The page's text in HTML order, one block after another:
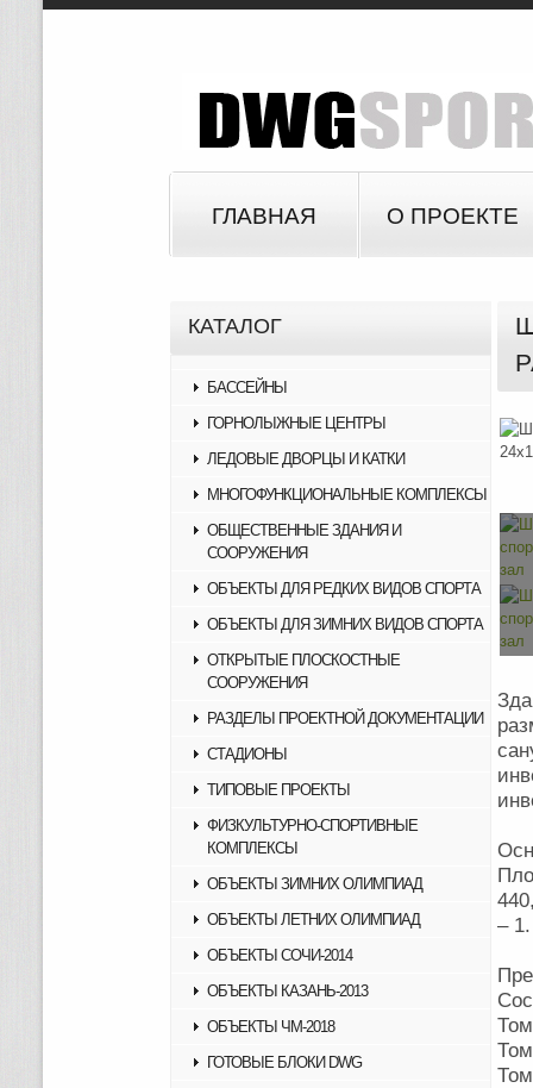
ГЛАВНАЯ О ПРОЕКТЕ
КАТАЛОГ
БАССЕЙНЫ
ГОРНОЛЫЖНЫЕ ЦЕНТРЫ
ЛЕДОВЫЕ ДВОРЦЫ И КАТКИ
МНОГОФУНКЦИОНАЛЬНЫЕ КОМПЛЕКСЫ
ОБЩЕСТВЕННЫЕ ЗДАНИЯ И
СООРУЖЕНИЯ
ОБЪЕКТЫ ДЛЯ РЕДКИХ ВИДОВ СПОРТА
ОБЪЕКТЫ ДЛЯ ЗИМНИХ ВИДОВ СПОРТА
ОТКРЫТЫЕ ПЛОСКОСТНЫЕ
СООРУЖЕНИЯ
РАЗДЕЛЫ ПРОЕКТНОЙ ДОКУМЕНТАЦИИ
СТАДИОНЫ
ТИПОВЫЕ ПРОЕКТЫ
ФИЗКУЛЬТУРНО-СПОРТИВНЫЕ
КОМПЛЕКСЫ
ОБЪЕКТЫ ЗИМНИХ ОЛИМПИАД
ОБЪЕКТЫ ЛЕТНИХ ОЛИМПИАД
ОБЪЕКТЫ СОЧИ-2014
ОБЪЕКТЫ КАЗАНЬ-2013
ОБЪЕКТЫ ЧМ-2018
ГОТОВЫЕ БЛОКИ DWG
– 1.